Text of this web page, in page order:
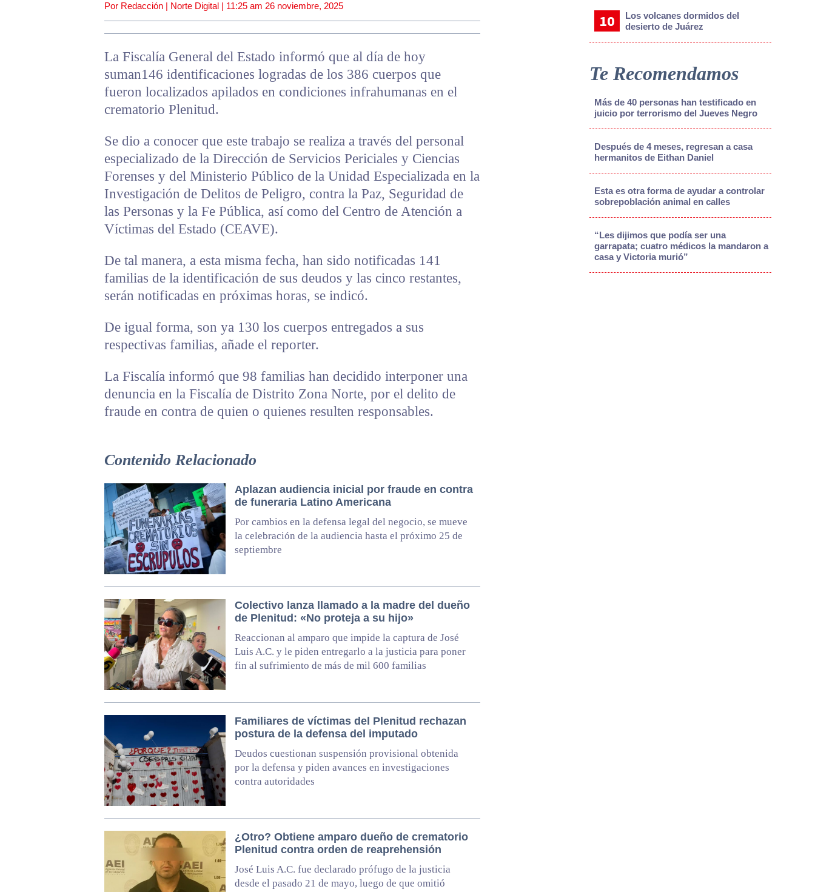
Por Redacción | Norte Digital | 11:25 am 26 noviembre, 2025
La Fiscalía General del Estado informó que al día de hoy
suman146 identificaciones logradas de los 386 cuerpos que
fueron localizados apilados en condiciones infrahumanas en el
crematorio Plenitud.
Se dio a conocer que este trabajo se realiza a través del personal
especializado de la Dirección de Servicios Periciales y Ciencias
Forenses y del Ministerio Público de la Unidad Especializada en la
Investigación de Delitos de Peligro, contra la Paz, Seguridad de
las Personas y la Fe Pública, así como del Centro de Atención a
Víctimas del Estado (CEAVE).
De tal manera, a esta misma fecha, han sido notificadas 141
familias de la identificación de sus deudos y las cinco restantes,
serán notificadas en próximas horas, se indicó.
De igual forma, son ya 130 los cuerpos entregados a sus
respectivas familias, añade el reporter.
La Fiscalía informó que 98 familias han decidido interponer una
denuncia en la Fiscalía de Distrito Zona Norte, por el delito de
fraude en contra de quien o quienes resulten responsables.
Contenido Relacionado
Aplazan audiencia inicial por fraude en contra
de funeraria Latino Americana
Por cambios en la defensa legal del negocio, se mueve
la celebración de la audiencia hasta el próximo 25 de
septiembre
Colectivo lanza llamado a la madre del dueño
de Plenitud: «No proteja a su hijo»
Reaccionan al amparo que impide la captura de José
Luis A.C. y le piden entregarlo a la justicia para poner
fin al sufrimiento de más de mil 600 familias
Familiares de víctimas del Plenitud rechazan
postura de la defensa del imputado
Deudos cuestionan suspensión provisional obtenida
por la defensa y piden avances en investigaciones
contra autoridades
¿Otro? Obtiene amparo dueño de crematorio
Plenitud contra orden de reaprehensión
José Luis A.C. fue declarado prófugo de la justicia
desde el pasado 21 de mayo, luego de que omitió
Los volcanes dormidos del
desierto de Juárez
Te Recomendamos
Más de 40 personas han testificado en
juicio por terrorismo del Jueves Negro
Después de 4 meses, regresan a casa
hermanitos de Eithan Daniel
Esta es otra forma de ayudar a controlar
sobrepoblación animal en calles
“Les dijimos que podía ser una
garrapata; cuatro médicos la mandaron a
casa y Victoria murió”